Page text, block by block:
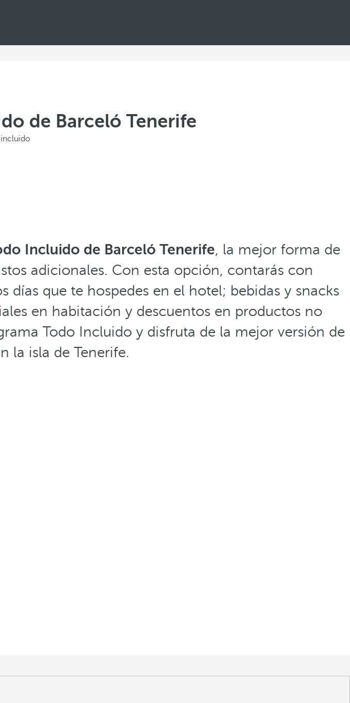
de Barceló Tenerife
Incluido de Barceló Tenerife, la mejor forma de
adicionales. Con esta opción, contarás con
días que te hospedes en el hotel; bebidas y snacks
en habitación y descuentos en productos no
Todo Incluido y disfruta de la mejor versión de
la isla de Tenerife.